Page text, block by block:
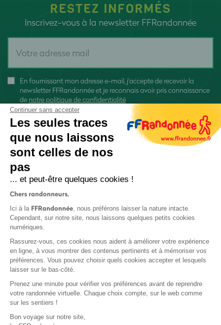
RESTEZ INFORMÉS
Inscrivez-vous à la newsletter FFRandonnée
En fournissant mon adresse e-mail, j'accepte de recevoir la
newsletter FFRandonnée et je reconnais avoir pris connaissance
de notre politique de confidentialité
Protection des données
Politique de confidentialité
Continuer sans accepter
Les seules traces
que nous laissons
sont celles de nos
pas
... et peut-être quelques cookies !
Chers randonneurs,
Ici à la FFRandonnée, nous préférons laisser la nature intacte.
Cependant, sur notre site, nous laissons quelques petits cookies
numériques.
Rassurez-vous, ces cookies nous aident à améliorer votre expérience
en ligne, à vous montrer des contenus pertinents et à mémoriser vos
préférences. Vous pouvez choisir quels cookies accepter et lesquels
laisser sur le bas-côté.
Prenez une minute pour vérifier vos préférences avant de reprendre
votre randonnée virtuelle. Chaque choix compte, sur le web comme
sur les sentiers !
Bon voyage sur notre site,